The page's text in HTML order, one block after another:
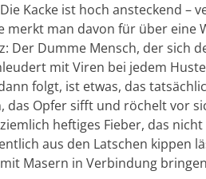
Kacke ist hoch ansteckend –
merkt man davon für über eine
Der Dumme Mensch, der sich
mit Viren bei jedem
folgt, ist etwas, das
das Opfer sifft und röchelt vor
heftiges Fieber, das
aus den Latschen kippen
Masern in Verbindung